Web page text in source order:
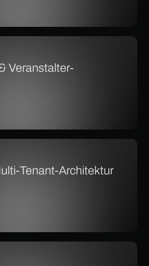
Veranstalter-
Tenant-Architektur